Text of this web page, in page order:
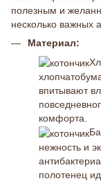
полезным и
несколько важных
Материал:
впитывают
комфорта.
нежность и
полотенец